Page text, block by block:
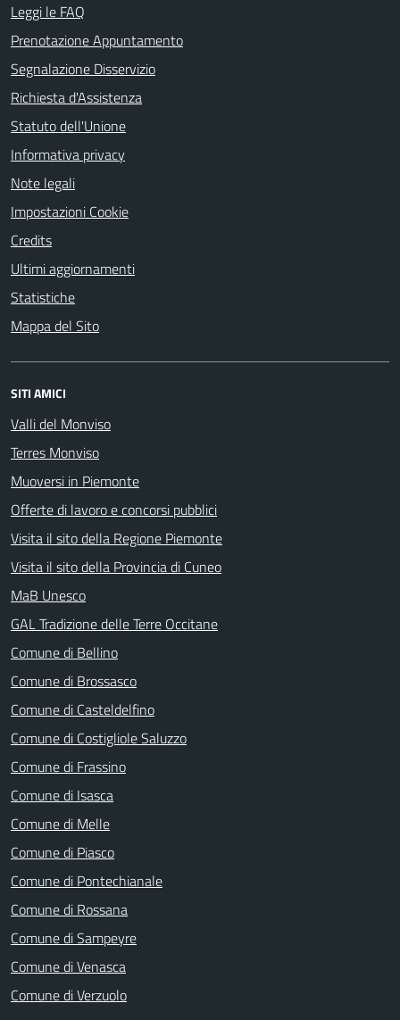
Leggi le FAQ
Prenotazione Appuntamento
Segnalazione Disservizio
Richiesta d'Assistenza
Statuto dell'Unione
Informativa privacy
Note legali
Impostazioni Cookie
Credits
Ultimi aggiornamenti
Statistiche
Mappa del Sito
SITI AMICI
Valli del Monviso
Terres Monviso
Muoversi in Piemonte
Offerte di lavoro e concorsi pubblici
Visita il sito della Regione Piemonte
Visita il sito della Provincia di Cuneo
MaB Unesco
GAL Tradizione delle Terre Occitane
Comune di Bellino
Comune di Brossasco
Comune di Casteldelfino
Comune di Costigliole Saluzzo
Comune di Frassino
Comune di Isasca
Comune di Melle
Comune di Piasco
Comune di Pontechianale
Comune di Rossana
Comune di Sampeyre
Comune di Venasca
Comune di Verzuolo